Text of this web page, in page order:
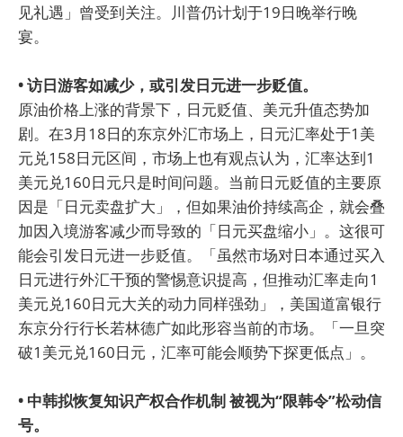
见礼遇」曾受到关注。川普仍计划于19日晚举行晚
宴。
• 访日游客如减少，或引发日元进一步贬值。
原油价格上涨的背景下，日元贬值、美元升值态势加
剧。在3月18日的东京外汇市场上，日元汇率处于1美
元兑158日元区间，市场上也有观点认为，汇率达到1
美元兑160日元只是时间问题。当前日元贬值的主要原
因是「日元卖盘扩大」，但如果油价持续高企，就会叠
加因入境游客减少而导致的「日元买盘缩小」。这很可
能会引发日元进一步贬值。「虽然市场对日本通过买入
日元进行外汇干预的警惕意识提高，但推动汇率走向1
美元兑160日元大关的动力同样强劲」，美国道富银行
东京分行行长若林德广如此形容当前的市场。「一旦突
破1美元兑160日元，汇率可能会顺势下探更低点」。
• 中韩拟恢复知识产权合作机制 被视为“限韩令”松动信
号。